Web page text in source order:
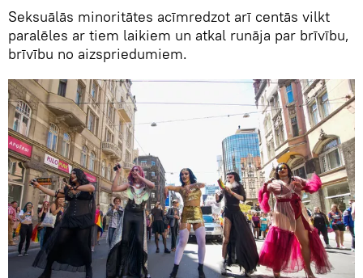
Seksuālās minoritātes acīmredzot arī centās vilkt
paralēles ar tiem laikiem un atkal runāja par brīvību,
brīvību no aizspriedumiem.